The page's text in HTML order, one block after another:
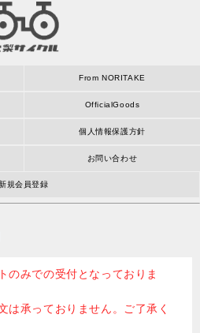
From NORITAKE
OfficialGoods
個人情報保護方針
お問い合わせ
規会員登録
のみでの受付となっておりま
は承っておりません。ご了承く